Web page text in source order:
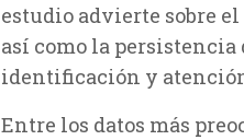
estudio advierte sobre
así como la
identificación y
Entre los datos más